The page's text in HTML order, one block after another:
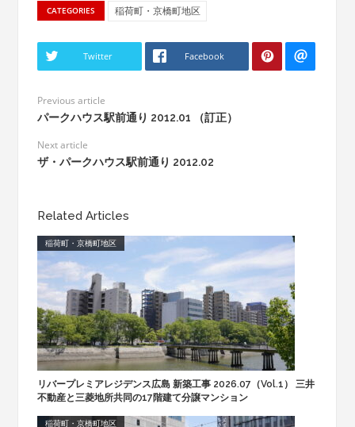
CATEGORIES 稲荷町・京橋町地区
Twitter Facebook
Previous article
パークハウス駅前通り 2012.01 （訂正）
Next article
ザ・パークハウス駅前通り 2012.02
Related Articles
稲荷町・京橋町地区
リバープレミアレジデンス広島 新築工事 2026.07（Vol.1） 三井
不動産と三菱地所共同の17階建て分譲マンション
稲荷町・京橋町地区